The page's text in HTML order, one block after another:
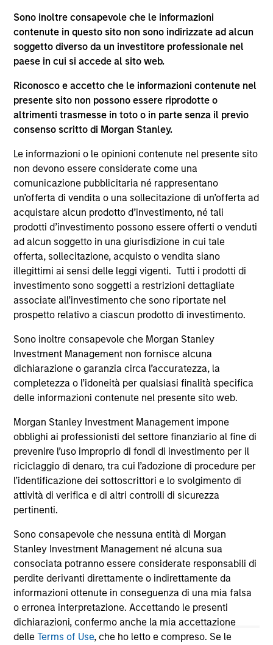
Sono inoltre consapevole che le informazioni
contenute in questo sito non sono indirizzate ad alcun
soggetto diverso da un investitore professionale nel
paese in cui si accede al sito web.
Riconosco e accetto che le informazioni contenute nel
presente sito non possono essere riprodotte o
altrimenti trasmesse in toto o in parte senza il previo
consenso scritto di Morgan Stanley.
Le informazioni o le opinioni contenute nel presente sito
non devono essere considerate come una
comunicazione pubblicitaria né rappresentano
un’offerta di vendita o una sollecitazione di un’offerta ad
acquistare alcun prodotto d’investimento, né tali
prodotti d’investimento possono essere offerti o venduti
ad alcun soggetto in una giurisdizione in cui tale
offerta, sollecitazione, acquisto o vendita siano
illegittimi ai sensi delle leggi vigenti. Tutti i prodotti di
investimento sono soggetti a restrizioni dettagliate
associate all’investimento che sono riportate nel
prospetto relativo a ciascun prodotto di investimento.
Sono inoltre consapevole che Morgan Stanley
Investment Management non fornisce alcuna
dichiarazione o garanzia circa l’accuratezza, la
completezza o l’idoneità per qualsiasi finalità specifica
delle informazioni contenute nel presente sito web.
Morgan Stanley Investment Management impone
obblighi ai professionisti del settore finanziario al fine di
prevenire l’uso improprio di fondi di investimento per il
riciclaggio di denaro, tra cui l’adozione di procedure per
l’identificazione dei sottoscrittori e lo svolgimento di
attività di verifica e di altri controlli di sicurezza
pertinenti.
Sono consapevole che nessuna entità di Morgan
Stanley Investment Management né alcuna sua
consociata potranno essere considerate responsabili di
perdite derivanti direttamente o indirettamente da
informazioni ottenute in conseguenza di una mia falsa
o erronea interpretazione. Accettando le presenti
dichiarazioni, confermo anche la mia accettazione
delleTerms of Use, che ho letto e compreso. Se le
Society of Seattle.
2026 OUTLOOKS
Commodity Market Outlook: Trends
Driving Optimism in 2026
Discover what key trends are shaping the
commodity sectors in 2026 and setting up an
optimistic outlook for commodities.
12-DIC-2025
purposes only. The information contained herein does
not constitute and should not be construed as an
offering of advisory services or an offer to sell or a
solicitation of an offer to buy any securities in any
jurisdiction in which such offer or solicitation,
purchase or sale would be unlawful under the
securities, insurance or other laws of such jurisdiction.
All investing involves risks, including a loss of principal.